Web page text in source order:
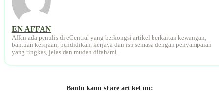
EN AFFAN
Affan ada penulis di eCentral yang berkongsi artikel berkaitan kewangan,
bantuan kerajaan, pendidikan, kerjaya dan isu semasa dengan penyampaian
yang ringkas, jelas dan mudah difahami.
Bantu kami share artikel ini: